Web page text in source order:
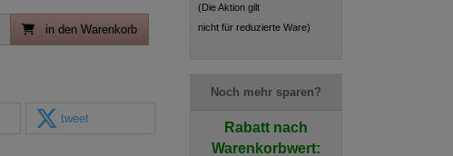
in den Warenkorb
tweet
(Die Aktion gilt
nicht für reduzierte Ware)
Noch mehr sparen?
Rabatt nach
Warenkorbwert: